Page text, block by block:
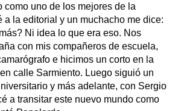
como uno de los mejores de la
a la editorial y un muchacho me dice:
Ni idea lo que era eso. Nos
con mis compañeros de escuela,
e hicimos un corto en la
en calle Sarmiento. Luego siguió un
y más adelante, con Sergio
a transitar este nuevo mundo como